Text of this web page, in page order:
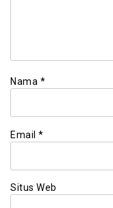
Nama *
Email *
Situs Web